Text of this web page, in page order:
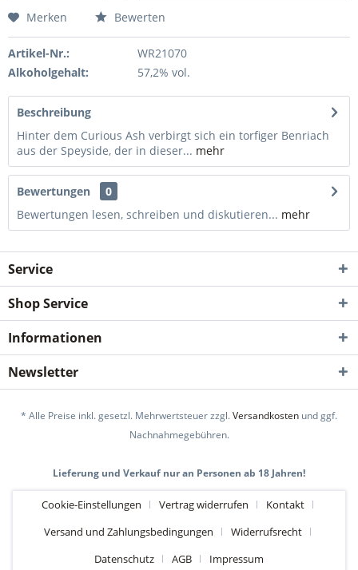
Merken Bewerten
Artikel-Nr.:
WR21070
Alkoholgehalt:
57,2% vol.
Beschreibung
Hinter dem Curious Ash verbirgt sich ein torfiger Benriach
aus der Speyside, der in dieser... mehr
Bewertungen
0
Bewertungen lesen, schreiben und diskutieren... mehr
Service
Shop Service
Informationen
Newsletter
* Alle Preise inkl. gesetzl. Mehrwertsteuer zzgl.Versandkosten und ggf.
Nachnahmegebühren.
Lieferung und Verkauf nur an Personen ab 18 Jahren!
Cookie-Einstellungen Vertrag widerrufen
Kontakt
Versand und Zahlungsbedingungen
Widerrufsrecht
Datenschutz
AGB Impressum